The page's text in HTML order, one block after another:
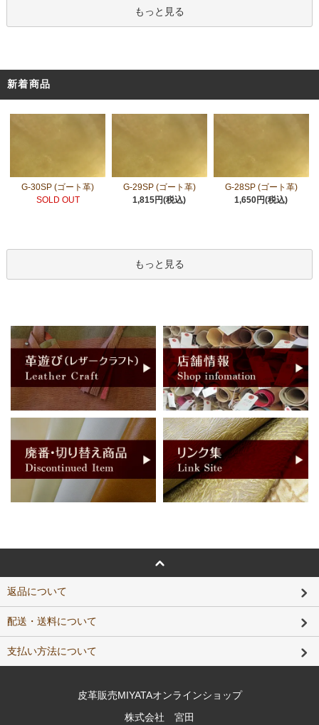
もっと見る
新着商品
G-30SP (ゴート革)
SOLD OUT
G-29SP (ゴート革)
1,815円(税込)
G-28SP (ゴート革)
1,650円(税込)
もっと見る
返品について
配送・送料について
支払い方法について
皮革販売MIYATAオンラインショップ
株式会社 宮田